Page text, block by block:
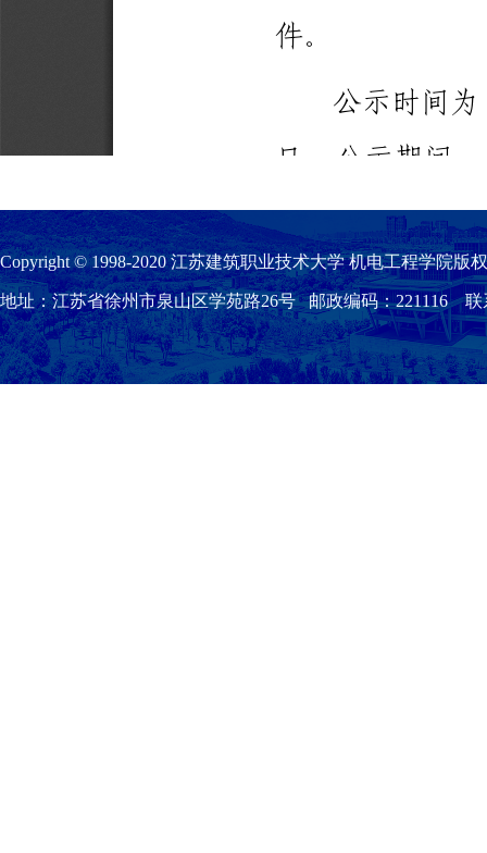
Copyright © 1998-2020 江苏建筑职业技术大学 机电工程学院版
地址：江苏省徐州市泉山区学苑路26号 邮政编码：221116 联